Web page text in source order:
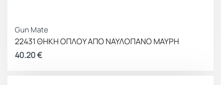
Gun Mate
22431 ΘΗΚΗ ΟΠΛΟΥ ΑΠΟ ΝΑΥΛΟΠΑΝΟ ΜΑΥΡΗ
40.20€